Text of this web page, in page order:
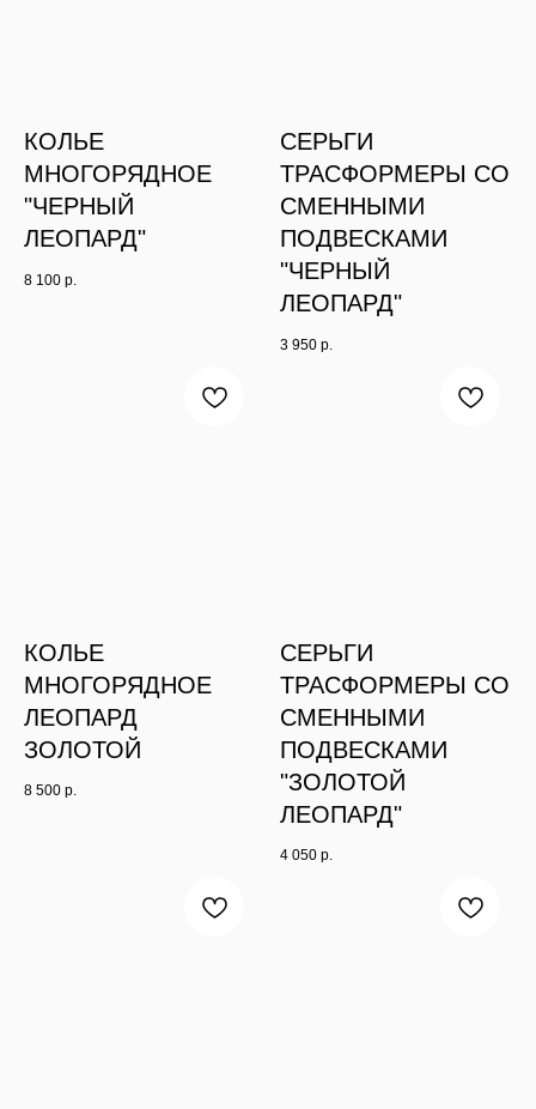
КОЛЬЕ
МНОГОРЯДНОЕ
"ЧЕРНЫЙ
ЛЕОПАРД"
8 100 р.
СЕРЬГИ
ТРАСФОРМЕРЫ СО
СМЕННЫМИ
ПОДВЕСКАМИ
"ЧЕРНЫЙ
ЛЕОПАРД"
3 950 р.
КОЛЬЕ
МНОГОРЯДНОЕ
ЛЕОПАРД
ЗОЛОТОЙ
8 500 р.
СЕРЬГИ
ТРАСФОРМЕРЫ СО
СМЕННЫМИ
ПОДВЕСКАМИ
"ЗОЛОТОЙ
ЛЕОПАРД"
4 050 р.